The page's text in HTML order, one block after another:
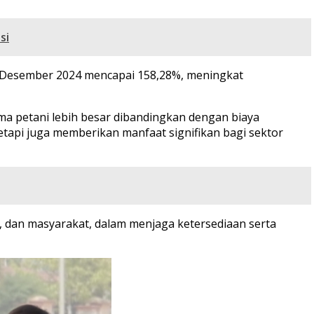
2024 mencapai 158,28%, meningkat
petani lebih besar dibandingkan dengan biaya
juga memberikan manfaat signifikan bagi sektor
masyarakat, dalam menjaga ketersediaan serta